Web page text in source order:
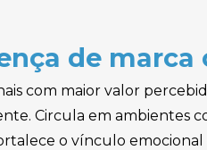
de
com maior valor
Circula em ambientes
o vínculo